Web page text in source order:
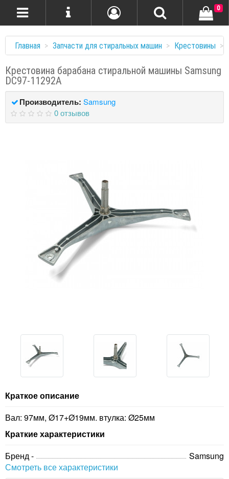
0
Главная Запчасти для стиральных машин Крестовины
Крестовина барабана стиральной машины Samsung
DC97-11292A
Производитель: Samsung
0 отзывов
Краткое описание
Вал: 97мм, Ø17+Ø19мм. втулка: Ø25мм
Краткие характеристики
Бренд -
Samsung
Смотреть все характеристики